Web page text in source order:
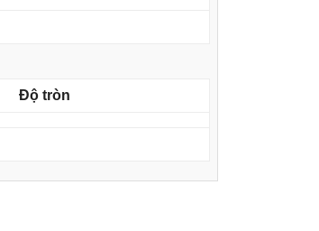
Độ tròn